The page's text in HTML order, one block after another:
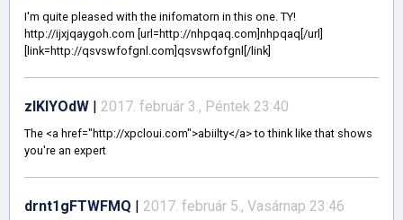
I'm quite pleased with the inifomatorn in this one. TY!
http://ijxjqaygoh.com [url=http://nhpqaq.com]nhpqaq[/url]
[link=http://qsvswfofgnl.com]qsvswfofgnl[/link]
zlKIYOdW | 2017. február 3., Péntek 23:40
The <a href="http://xpcloui.com">abiilty</a> to think like that shows
you're an expert
drnt1gFTWFMQ | 2017. február 5., Vasárnap 23:46